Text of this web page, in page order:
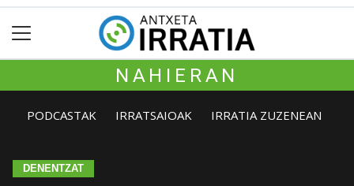
NAHIERAN
PODCASTAK IRRATSAIOAK IRRATIA ZUZENEAN
DENENTZAT